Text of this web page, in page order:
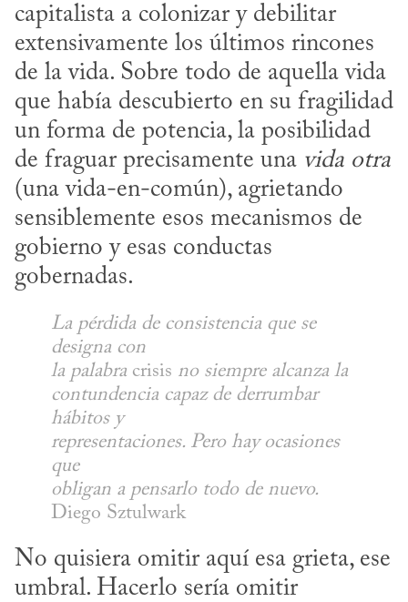
capitalista a colonizar y debilitar
extensivamente los últimos rincones
de la vida. Sobre todo de aquella vida
que había descubierto en su fragilidad
un forma de potencia, la posibilidad
de fraguar precisamente una vida otra
(una vida-en-común), agrietando
sensiblemente esos mecanismos de
gobierno y esas conductas
gobernadas.
La pérdida de consistencia que se
designa con
la palabra crisis no siempre alcanza la
contundencia capaz de derrumbar
hábitos y
representaciones. Pero hay ocasiones
que
obligan a pensarlo todo de nuevo.
Diego Sztulwark
No quisiera omitir aquí esa grieta, ese
umbral. Hacerlo sería omitir